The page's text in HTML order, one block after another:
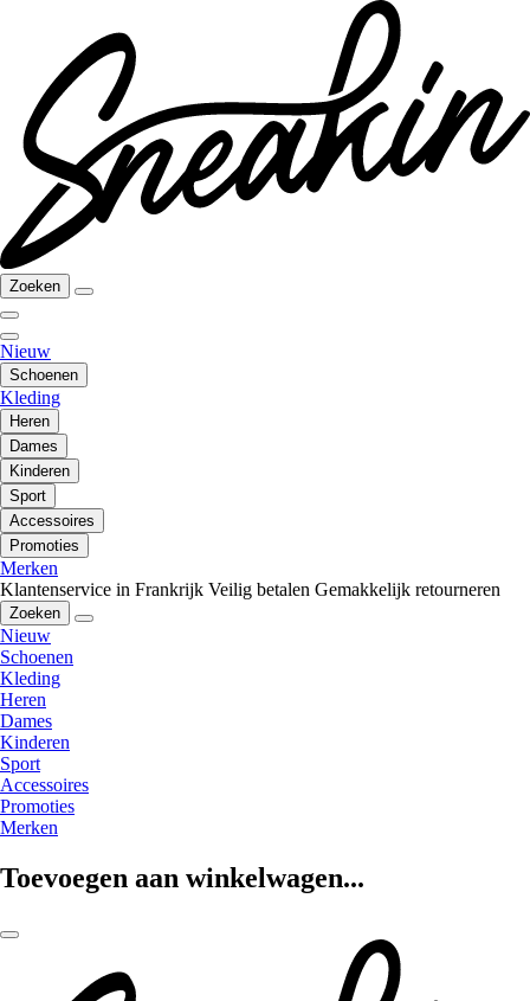
Zoeken
Nieuw
Schoenen
Kleding
Heren
Dames
Kinderen
Sport
Accessoires
Promoties
Merken
Klantenservice in Frankrijk Veilig betalen Gemakkelijk retourneren
Zoeken
Nieuw
Schoenen
Kleding
Heren
Dames
Kinderen
Sport
Accessoires
Promoties
Merken
Toevoegen aan winkelwagen...